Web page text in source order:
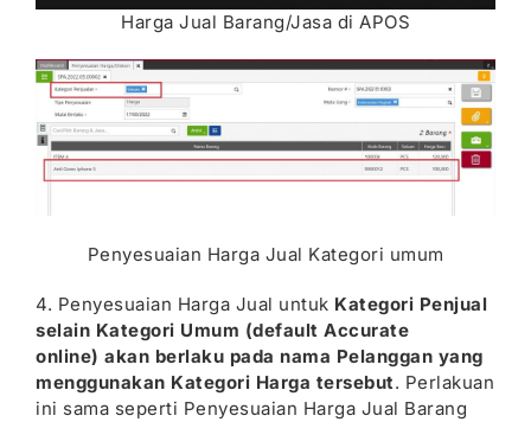
Harga Jual Barang/Jasa di APOS
Penyesuaian Harga Jual Kategori umum
4. Penyesuaian Harga Jual untuk Kategori Penjual
selain Kategori Umum (default Accurate
online) akan berlaku pada nama Pelanggan yang
menggunakan Kategori Harga tersebut. Perlakuan
ini sama seperti Penyesuaian Harga Jual Barang